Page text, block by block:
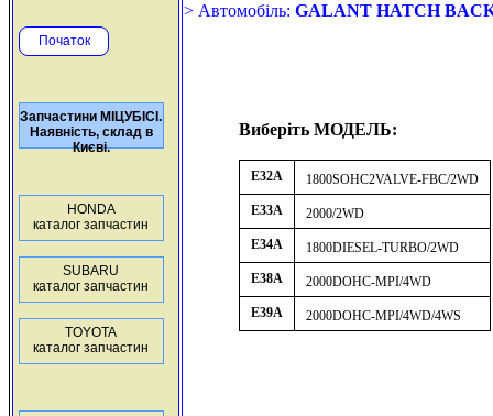
Початок
Запчастини МІЦУБІСІ.
Наявність, склад в
Києві.
HONDA
каталог запчастин
SUBARU
каталог запчастин
TOYOTA
каталог запчастин
> Автомобіль: GALANT HATCH BACK
Виберіть МОДЕЛЬ:
E32A
1800SOHC2VALVE-FBC/2WD
E33A
2000/2WD
E34A
1800DIESEL-TURBO/2WD
E38A
2000DOHC-MPI/4WD
E39A
2000DOHC-MPI/4WD/4WS